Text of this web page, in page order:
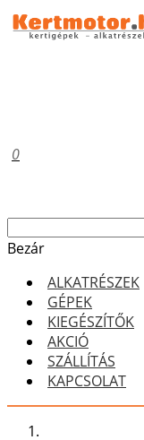
0
Bezár
ALKATRÉSZEK
GÉPEK
KIEGÉSZÍTŐK
AKCIÓ
SZÁLLÍTÁS
KAPCSOLAT